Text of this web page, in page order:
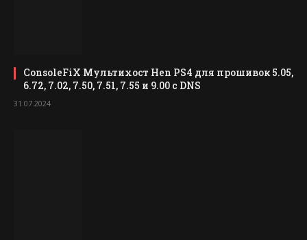
ConsoleFiX Мультихост Hen PS4 для прошивок 5.05,
6.72, 7.02, 7.50, 7.51, 7.55 и 9.00 с DNS
31.07.2024